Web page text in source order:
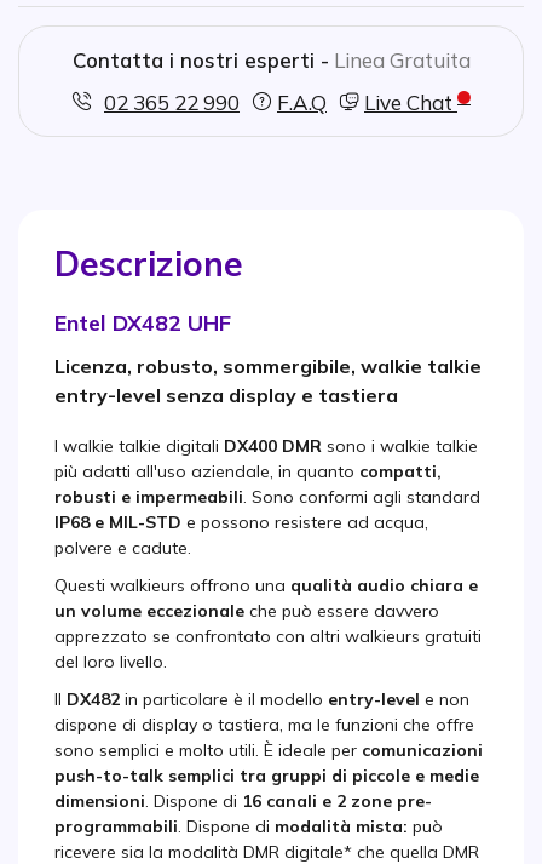
Modalità mista:Può ricevere modalità DMR digitale e
Chiamate individuali, di gruppo e id chiamante
Contatta i nostri esperti - Linea Gratuita
02 365 22 990
F.A.Q Live Chat
Descrizione
Entel DX482 UHF
Licenza, robusto, sommergibile, walkie talkie
entry-level senza display e tastiera
I walkie talkie digitali DX400 DMR sono i walkie talkie
più adatti all'uso aziendale, in quanto compatti,
robusti e impermeabili. Sono conformi agli standard
IP68 e MIL-STD e possono resistere ad acqua,
polvere e cadute.
Questi walkieurs offrono una qualità audio chiara e
un volume eccezionale che può essere davvero
apprezzato se confrontato con altri walkieurs gratuiti
del loro livello.
Il DX482 in particolare è il modello entry-level e non
dispone di display o tastiera, ma le funzioni che offre
sono semplici e molto utili. È ideale per comunicazioni
push-to-talk semplici tra gruppi di piccole e medie
dimensioni. Dispone di 16 canali e 2 zone pre-
programmabili. Dispone di modalità mista: può
ricevere sia la modalità DMR digitale* che quella DMR